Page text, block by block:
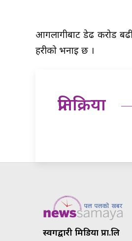
आगलागीबाट डेढ करोड
प्रहरीको भनाइ छ ।
प्रतिक्रिया
स्वर्गद्वारी मिडिया प्रा.लि